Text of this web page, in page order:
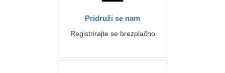
Pridruži se nam
Registrirajte se brezplačno